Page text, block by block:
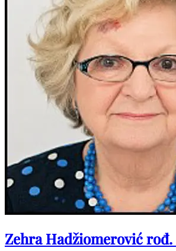
Zehra Hadžiomerović